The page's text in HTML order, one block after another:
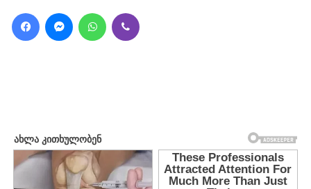
FacebookMessengerWhatsApp